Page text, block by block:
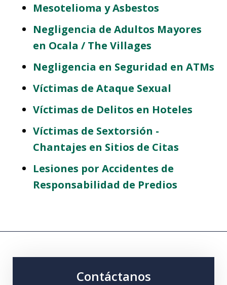
Mesotelioma y Asbestos
Negligencia de Adultos Mayores
en Ocala / The Villages
Negligencia en Seguridad en ATMs
Víctimas de Ataque Sexual
Víctimas de Delitos en Hoteles
Víctimas de Sextorsión -
Chantajes en Sitios de Citas
Lesiones por Accidentes de
Responsabilidad de Predios
Contáctanos